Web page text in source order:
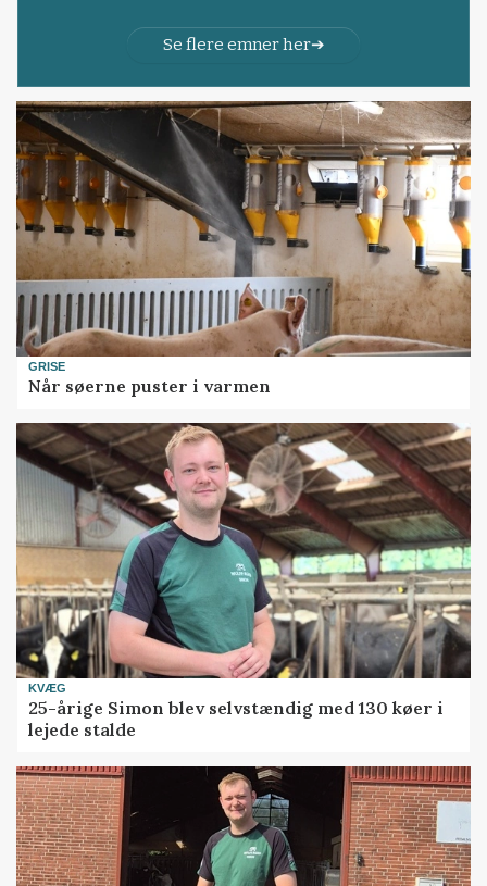
Se flere emner her
GRISE
Når søerne puster i varmen
KVÆG
25-årige Simon blev selvstændig med 130 køer i
lejede stalde